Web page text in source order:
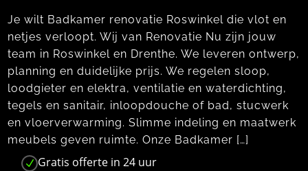
Je wilt Badkamer renovatie Roswinkel die vlot en
netjes verloopt. Wij van Renovatie Nu zijn jouw
team in Roswinkel en Drenthe. We leveren ontwerp,
planning en duidelijke prijs. We regelen sloop,
loodgieter en elektra, ventilatie en waterdichting,
tegels en sanitair, inloopdouche of bad, stucwerk
en vloerverwarming. Slimme indeling en maatwerk
meubels geven ruimte. Onze Badkamer […]
N Gratis offerte in 24 uur